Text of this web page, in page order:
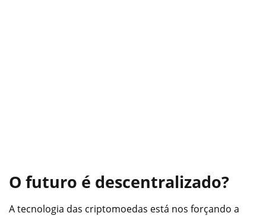
O futuro é descentralizado?
A tecnologia das criptomoedas está nos forçando a